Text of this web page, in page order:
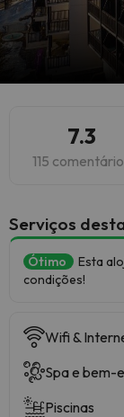
7.3
115
Serviços
Ótimo Esta
condições!
Wifi &
Spa e bem-
Piscinas